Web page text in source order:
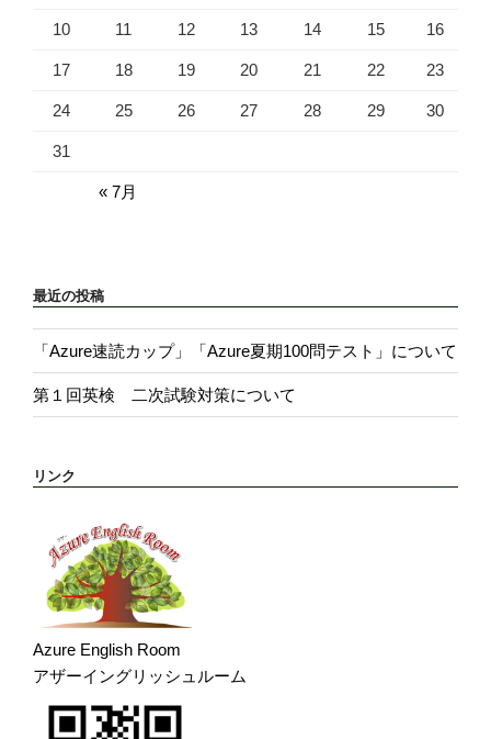
10 11 12 13 14 15 16
17 18 19 20 21 22 23
24 25 26 27 28 29 30
31
« 7月
最近の投稿
「Azure速読カップ」「Azure夏期100問テスト」について
第１回英検 二次試験対策について
リンク
Azure English Room
アザーイングリッシュルーム